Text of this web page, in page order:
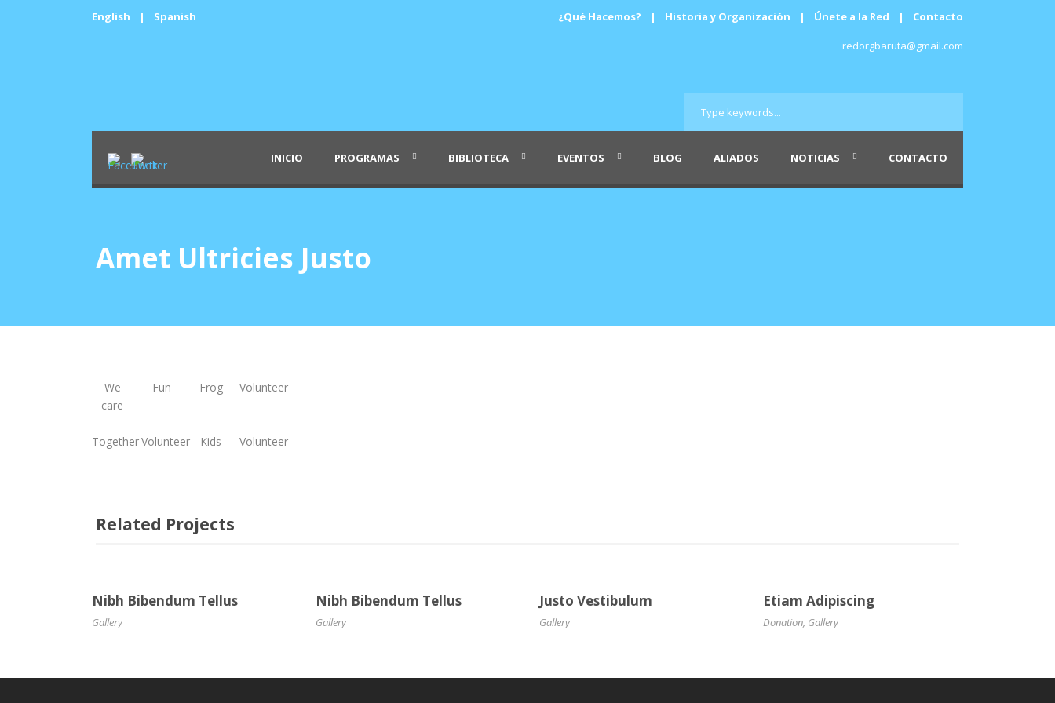
English | Spanish ¿Qué Hacemos? | Historia y Organización | Únete a la Red | Contacto
redorgbaruta@gmail.com
INICIO PROGRAMAS BIBLIOTECA EVENTOS BLOG ALIADOS NOTICIAS CONTACTO
Amet Ultricies Justo
We
care
Fun Frog Volunteer
TogetherVolunteer Kids Volunteer
Related Projects
Nibh Bibendum Tellus
Gallery
Nibh Bibendum Tellus
Gallery
Justo Vestibulum
Gallery
Etiam Adipiscing
Donation, Gallery